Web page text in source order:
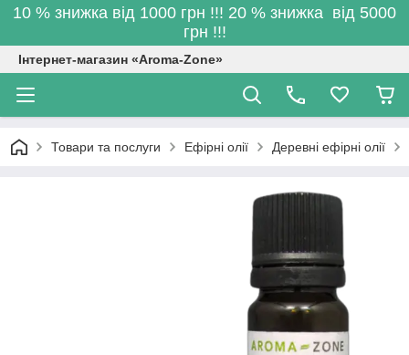
10 % знижка від 1000 грн !!! 20 % знижка від 5000
грн !!!
Інтернет-магазин «Aroma-Zone»
Товари та послуги Ефірні олії Деревні ефірні олії